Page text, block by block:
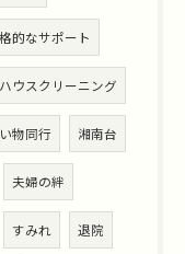
的なサポート
ハウスクリーニング
物同行 湘南台
夫婦の絆
すみれ 退院